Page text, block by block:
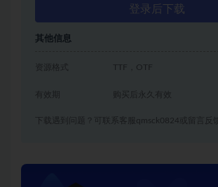
登录后下载
其他信息
资源格式 TTF，OTF
有效期 购买后永久有效
下载遇到问题？可联系客服qmsck0824或留言反馈